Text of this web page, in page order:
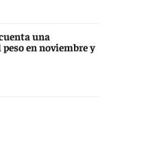
una
en noviembre y